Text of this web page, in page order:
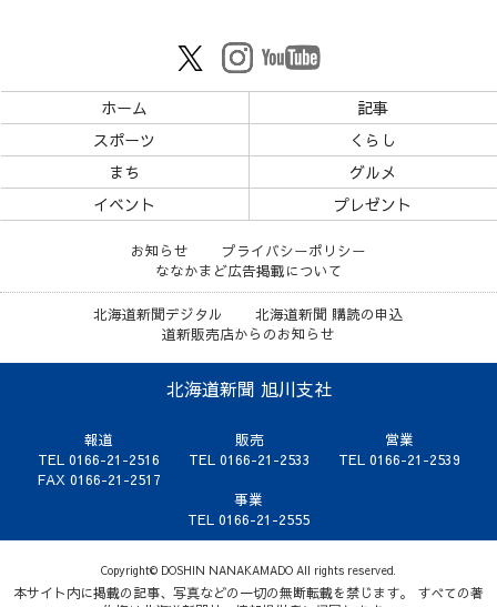
ホーム
記事
スポーツ
くらし
まち
グルメ
イベント
プレゼント
お知らせ
プライバシーポリシー
ななかまど広告掲載について
北海道新聞デジタル
北海道新聞 購読の申込
道新販売店からのお知らせ
北海道新聞 旭川支社
報道
TEL 0166-21-2516
FAX 0166-21-2517
販売
TEL 0166-21-2533
営業
TEL 0166-21-2539
事業
TEL 0166-21-2555
Copyright© DOSHIN NANAKAMADO All rights reserved.
本サイト内に掲載の記事、写真などの一切の無断転載を禁じます。 すべての著